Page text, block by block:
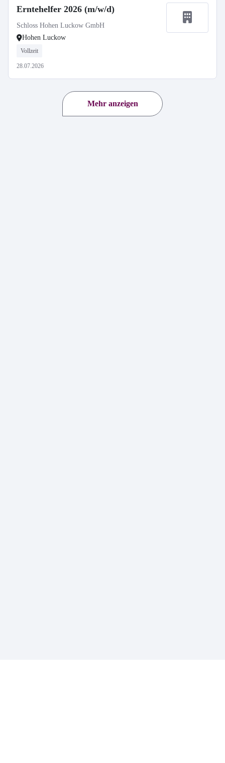
Erntehelfer 2026 (m/w/d)
Schloss Hohen Luckow GmbH
Hohen Luckow
Vollzeit
28.07.2026
Mehr anzeigen